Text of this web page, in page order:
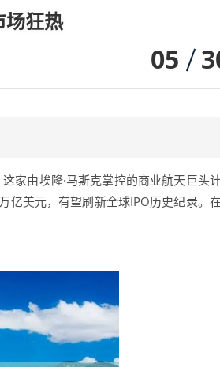
场狂热
05
由埃隆·马斯克掌控的商业航天巨头
亿美元，有望刷新全球IPO历史纪录。在